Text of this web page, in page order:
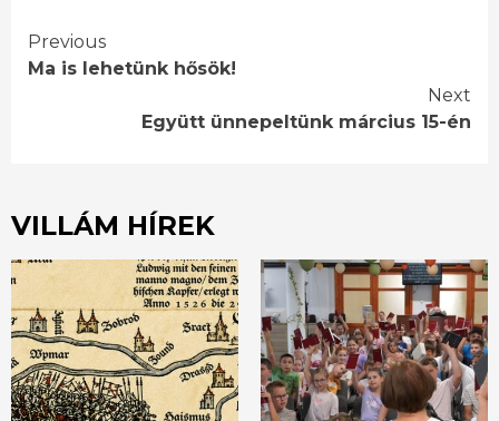
Continue
Previous
Ma is lehetünk hősök!
Next
Együtt ünnepeltünk március 15-én
VILLÁM HÍREK